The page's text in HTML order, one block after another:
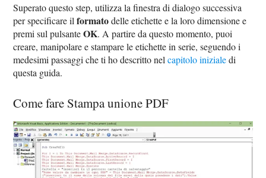
Superato questo step, utilizza la finestra di dialogo successiva
per specificare ilformatodelle etichette e la loro dimensione e
premi sul pulsanteOK. A partire da questo momento, puoi
creare, manipolare e stampare le etichette in serie, seguendo i
medesimi passaggi che ti ho descritto nelcapitolo inizialedi
questa guida.
Come fare Stampa unione PDF